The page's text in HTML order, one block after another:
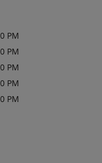
PM
PM
PM
PM
PM